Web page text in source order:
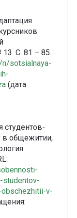
С. 81 – 85.
sotsialnaya-
(дата
студентов-
в общежитии,
studentov-
v-